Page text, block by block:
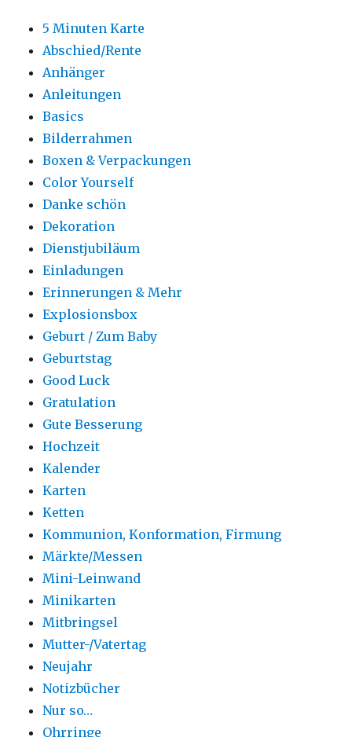
5 Minuten Karte
Abschied/Rente
Anhänger
Anleitungen
Basics
Bilderrahmen
Boxen & Verpackungen
Color Yourself
Danke schön
Dekoration
Dienstjubiläum
Einladungen
Erinnerungen & Mehr
Explosionsbox
Geburt / Zum Baby
Geburtstag
Good Luck
Gratulation
Gute Besserung
Hochzeit
Kalender
Karten
Ketten
Kommunion, Konformation, Firmung
Märkte/Messen
Mini-Leinwand
Minikarten
Mitbringsel
Mutter-/Vatertag
Neujahr
Notizbücher
Nur so…
Ohrringe